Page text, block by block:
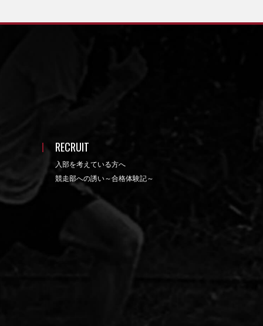
RECRUIT
入部を考えている方へ
競走部への誘い～合格体験記～